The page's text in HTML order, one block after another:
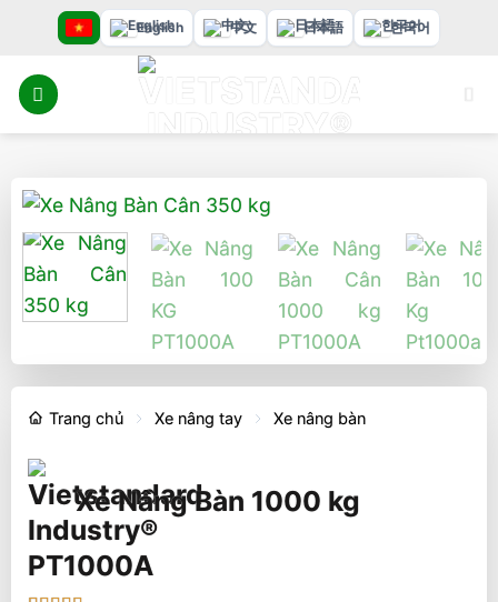
nội
dung
English 中文 日本語 한국어
Trang chủ Xe nâng tay Xe nâng bàn
Xe Nâng Bàn 1000 kg
PT1000A